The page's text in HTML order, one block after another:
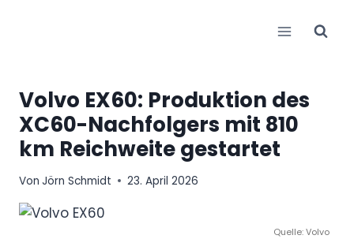
Volvo EX60: Produktion des
XC60-Nachfolgers mit 810
km Reichweite gestartet
Von Jörn Schmidt 23. April 2026
Quelle: Volvo